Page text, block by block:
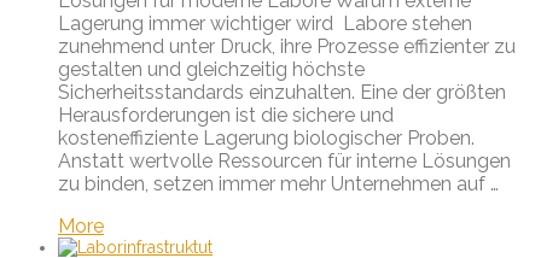
Lagerung immer wichtiger wird Labore stehen
zunehmend unter Druck, ihre Prozesse effizienter zu
gestalten und gleichzeitig höchste
Sicherheitsstandards einzuhalten. Eine der größten
Herausforderungen ist die sichere und
kosteneffiziente Lagerung biologischer Proben.
Anstatt wertvolle Ressourcen für interne Lösungen
zu binden, setzen immer mehr Unternehmen auf …
More